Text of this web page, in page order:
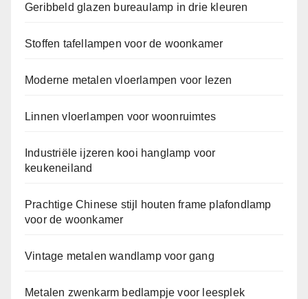
Geribbeld glazen bureaulamp in drie kleuren
Stoffen tafellampen voor de woonkamer
Moderne metalen vloerlampen voor lezen
Linnen vloerlampen voor woonruimtes
Industriële ijzeren kooi hanglamp voor
keukeneiland
Prachtige Chinese stijl houten frame plafondlamp
voor de woonkamer
Vintage metalen wandlamp voor gang
Metalen zwenkarm bedlampje voor leesplek